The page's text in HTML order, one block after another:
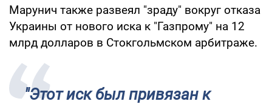
Марунич также развеял "зраду" вокруг отказа
Украины от нового иска к "Газпрому" на 12
млрд долларов в Стокгольмском арбитраже.
"Этот иск был привязан к